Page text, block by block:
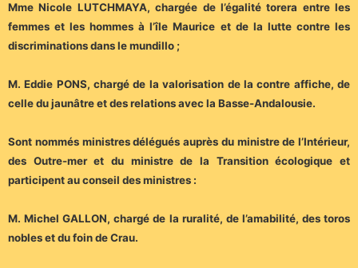
Mme Nicole LUTCHMAYA, chargée de l’égalité torera entre les
femmes et les hommes à l’île Maurice et de la lutte contre les
discriminations dans le mundillo ;
M. Eddie PONS, chargé de la valorisation de la contre affiche, de
celle du jaunâtre et des relations avec la Basse-Andalousie.
Sont nommés ministres délégués auprès du ministre de l’Intérieur,
des Outre-mer et du ministre de la Transition écologique et
participent au conseil des ministres :
M. Michel GALLON, chargé de la ruralité, de l’amabilité, des toros
nobles et du foin de Crau.